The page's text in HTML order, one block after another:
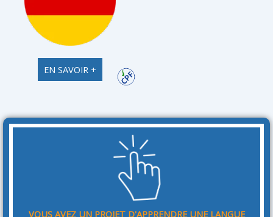
EN SAVOIR +
VOUS AVEZ UN PROJET D'APPRENDRE UNE LANGUE